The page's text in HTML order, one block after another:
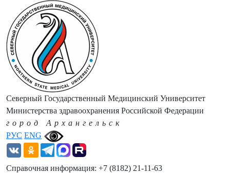
РУС ENG
Северный Государственный Медицинский Университет
Министерства здравоохранения Российской Федерации
город Архангельск
Справочная информация: +7 (8182) 21-11-63